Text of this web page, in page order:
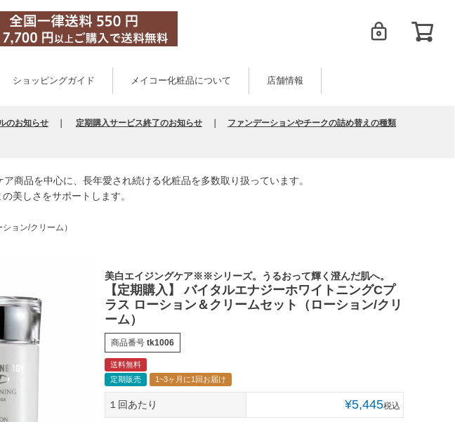
ショッピングガイド メイコー化粧品について 店舗情報
のお知らせ 定期購入サービス終了のお知らせ
ファンデーションやチークの詰め替えの種類
商品を中心に、長年愛され続ける化粧品を多数取り扱っています。
美しさをサポートします。
ョン/クリーム）
美白エイジングケア※※シリーズ。うるおって輝く澄んだ肌へ。
【定期購入】 バイタルエナジーホワイトニングCプ
ラス ローション＆クリームセット（ローション/クリ
ーム）
商品番号 tk1006
送料無料
定期販売
1~3ヶ月に1回お届け
１回あたり ¥5,445税込